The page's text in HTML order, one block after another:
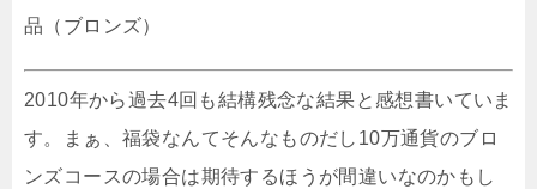
品（ブロンズ）
2010年から過去4回も結構残念な結果と感想書いていま
す。まぁ、福袋なんてそんなものだし10万通貨のブロ
ンズコースの場合は期待するほうが間違いなのかもし